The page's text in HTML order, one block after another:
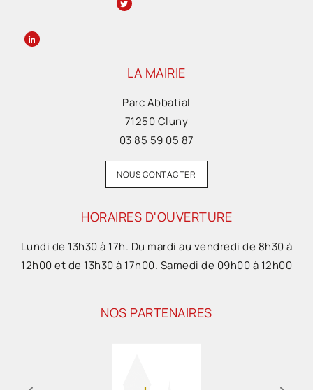
LA MAIRIE
Parc Abbatial
71250 Cluny
03 85 59 05 87
NOUS CONTACTER
HORAIRES D'OUVERTURE
Lundi de 13h30 à 17h. Du mardi au vendredi de 8h30 à
12h00 et de 13h30 à 17h00. Samedi de 09h00 à 12h00
NOS PARTENAIRES